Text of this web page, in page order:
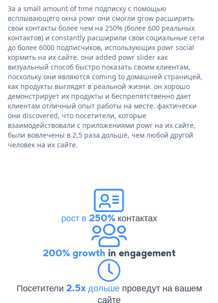
За a small amount of time подписку с помощью
всплывающего окна powr они смогли grow расширить
свои контакты более чем на 250% (более 600 реальных
контактов) и constantly расширили свои социальные сети
до более 6000 подписчиков, использующих powr social
кормить на их сайте. они added powr slider как
визуальный способ быстро показать своим клиентам,
поскольку они являются coming to домашней страницей,
как продукты выглядят в реальной жизни. он хорошо
демонстрирует их продукты и беспрепятственно дает
клиентам отличный опыт работы на месте. фактически
они discovered, что посетители, которые
взаимодействовали с приложениями powr на их сайте,
были вовлечены в 2,5 раза дольше, чем любой другой
человек на их сайте.
рост в 250%контактах
200% growth in engagement
Посетители 2.5x дольше проведут на вашем
сайте